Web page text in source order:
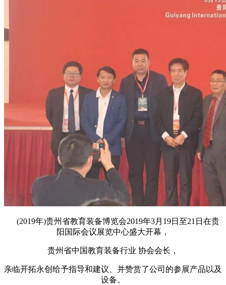
(2019年)贵州省教育装备博览会2019年3月19日至21日在贵
阳国际会议展览中心盛大开幕，
贵州省中国教育装备行业 协会会长，
亲临开拓永创给予指导和建议、并赞赏了公司的参展产品以及
设备。